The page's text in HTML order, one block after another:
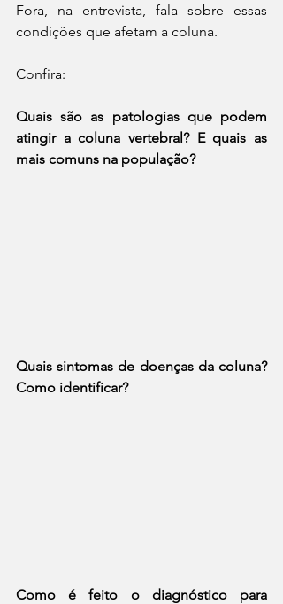
Fora, na entrevista, fala sobre essas
condições que afetam a coluna.
Confira:
Quais são as patologias que podem
atingir a coluna vertebral? E quais as
mais comuns na população?
Quais sintomas de doenças da coluna?
Como identificar?
Como é feito o diagnóstico para